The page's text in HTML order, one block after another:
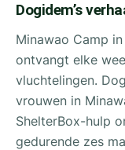
Dogidem’s
Minawao Camp
ontvangt elke
vluchtelingen.
vrouwen in
ShelterBox-hulp
gedurende zes